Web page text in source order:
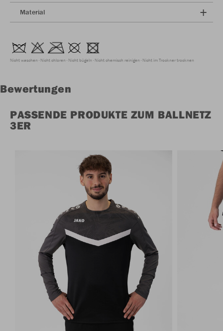
Material
Nicht waschen Nicht chloren Nicht bügeln Nicht chemisch reinigen Nicht im Trockner trocknen
Bewertungen
PASSENDE PRODUKTE ZUM BALLNETZ
3ER